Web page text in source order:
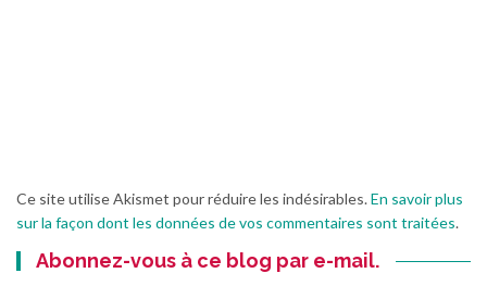
Ce site utilise Akismet pour réduire les indésirables.En savoir plus
sur la façon dont les données de vos commentaires sont traitées.
Abonnez-vous à ce blog par e-mail.